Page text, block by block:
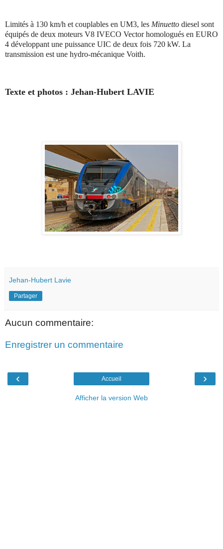
Limités à 130 km/h et couplables en UM3, les Minuetto diesel sont
équipés de deux moteurs V8 IVECO Vector homologués en EURO
4 développant une puissance UIC de deux fois 720 kW. La
transmission est une hydro-mécanique Voith.
Texte et photos : Jehan-Hubert LAVIE
Jehan-Hubert Lavie
Partager
Aucun commentaire:
Enregistrer un commentaire
‹ ›
Accueil
Afficher la version Web